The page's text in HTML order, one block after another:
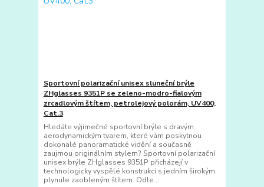
Sportovní polarizační unisex sluneční brýle
ZHglasses 9351P se zeleno-modro-fialovým
zrcadlovým štítem, petrolejový polorám, UV400,
Cat.3
Hledáte výjimečné sportovní brýle s dravým
aerodynamickým tvarem, které vám poskytnou
dokonalé panoramatické vidění a současně
zaujmou originálním stylem? Sportovní polarizační
unisex brýle ZHglasses 9351P přicházejí v
technologicky vyspělé konstrukci s jedním širokým,
plynule zaobleným štítem. Odle...